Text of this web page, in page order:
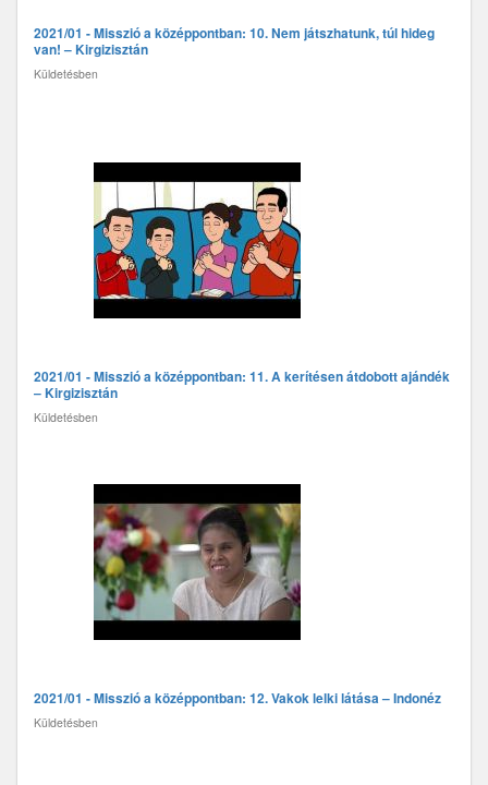
2021/01 - Misszió a középpontban: 10. Nem játszhatunk, túl hideg
van! – Kirgizisztán
Küldetésben
2021/01 - Misszió a középpontban: 11. A kerítésen átdobott ajándék
– Kirgizisztán
Küldetésben
2021/01 - Misszió a középpontban: 12. Vakok lelki látása – Indonézia
Küldetésben